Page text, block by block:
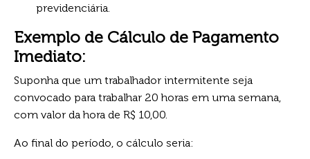
previdenciária.
Exemplo de Cálculo de Pagamento
Imediato:
Suponha que um trabalhador intermitente seja
convocado para trabalhar 20 horas em uma semana,
com valor da hora de R$ 10,00.
Ao final do período, o cálculo seria: